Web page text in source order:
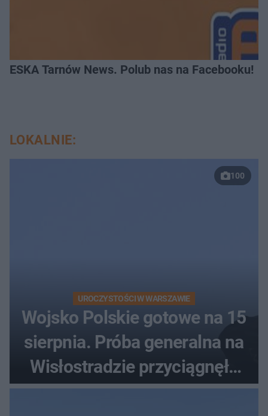
ESKA Tarnów News. Polub nas na Facebooku!
LOKALNIE:
100
UROCZYSTOŚCI W WARSZAWIE
Wojsko Polskie gotowe na 15
sierpnia. Próba generalna na
Wisłostradzie przyciągnęła
tłumy